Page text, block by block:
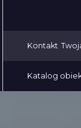
Kontakt
Katalog